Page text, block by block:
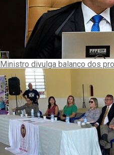
Ministro divulga balanço dos